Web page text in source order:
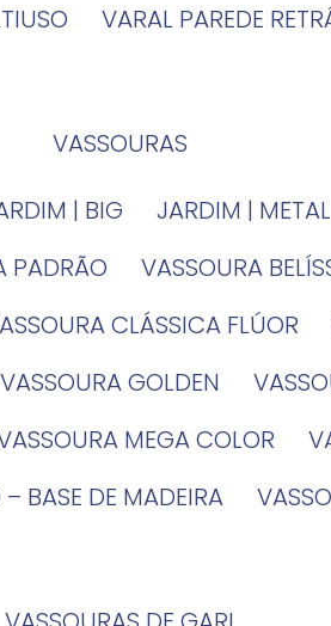
VARAL PAREDE
VASSOURAS
| BIG JARDIM | METAL
PADRÃO VASSOURA
VASSOURA CLÁSSICA FLÚOR
VASSOURA GOLDEN
VASSOURA MEGA COLOR
– BASE DE MADEIRA